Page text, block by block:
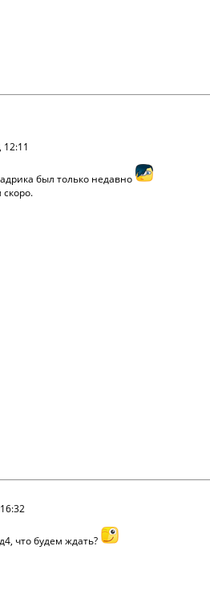
был только недавно
что будем ждать?